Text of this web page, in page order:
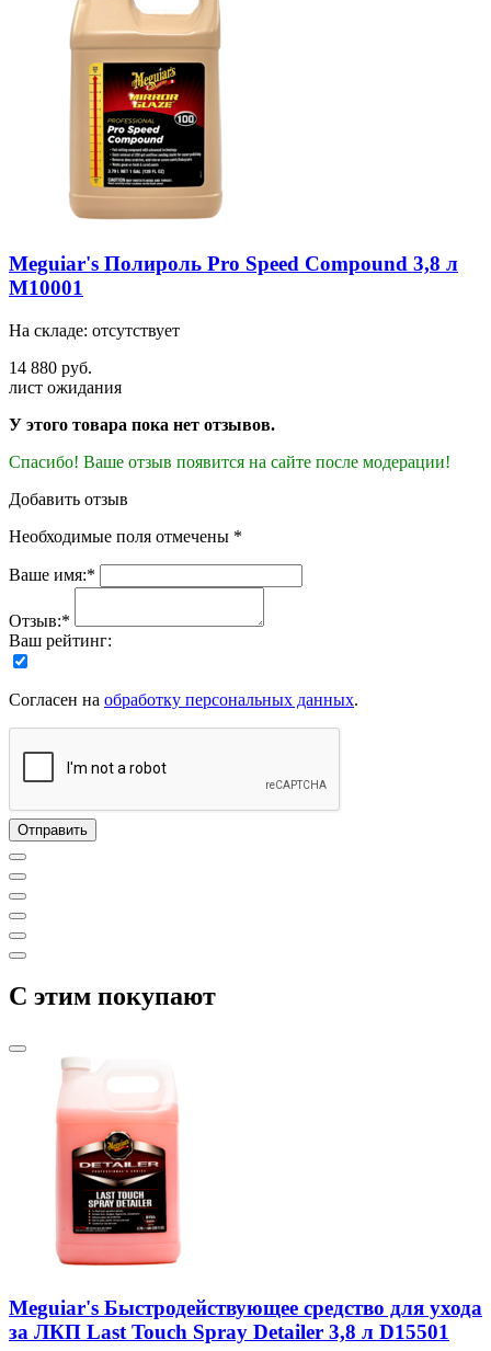
Meguiar's Полироль Pro Speed Compound 3,8 л
M10001
На складе: отсутствует
14 880 руб.
лист ожидания
У этого товара пока нет отзывов.
Спасибо! Ваше отзыв появится на сайте после модерации!
Добавить отзыв
Необходимые поля отмечены *
Ваше имя:*
Отзыв:*
Ваш рейтинг:
Согласен на обработку персональных данных.
C этим покупают
Meguiar's Быстродействующее средство для ухода
за ЛКП Last Touch Spray Detailer 3,8 л D15501